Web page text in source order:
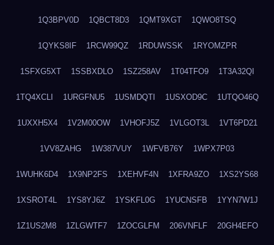
1Q3BPV0D 1QBCT8D3 1QMT9XGT 1QWO8TSQ
1QYKS8IF 1RCW99QZ 1RDUWSSK 1RYOMZPR
1SFXG5XT 1SSBXDLO 1SZ258AV 1T04TFO9 1T3A32QI
1TQ4XCLI 1URGFNU5 1USMDQTI 1USXOD9C 1UTQO46Q
1UXXH5X4 1V2M00OW 1VHOFJ5Z 1VLGOT3L 1VT6PD21
1VV8ZAHG 1W387VUY 1WFVB76Y 1WPX7P03
1WUHK6D4 1X9NP2FS 1XEHVF4N 1XFRA9ZO 1XS2YS68
1XSROT4L 1YS8YJ6Z 1YSKFL0G 1YUCNSFB 1YYN7W1J
1Z1US2M8 1ZLGWTF7 1ZOCGLFM 206VNFLF 20GH4EFO